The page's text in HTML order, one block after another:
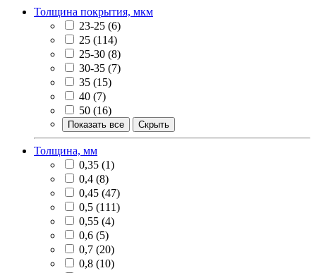
Толщина покрытия, мкм
23-25 (6)
25 (114)
25-30 (8)
30-35 (7)
35 (15)
40 (7)
50 (16)
Показать все Скрыть
Толщина, мм
0,35 (1)
0,4 (8)
0,45 (47)
0,5 (111)
0,55 (4)
0,6 (5)
0,7 (20)
0,8 (10)